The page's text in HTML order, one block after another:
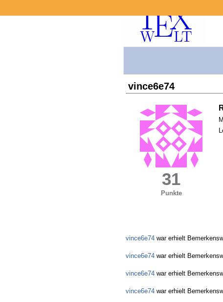
vince6e74
31
Punkte
vince6e74 war erhielt
vince6e74 war erhielt
vince6e74 war erhielt
vince6e74 war erhielt